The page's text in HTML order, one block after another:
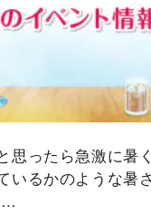
思ったら急激に暑
いるかのような暑
…